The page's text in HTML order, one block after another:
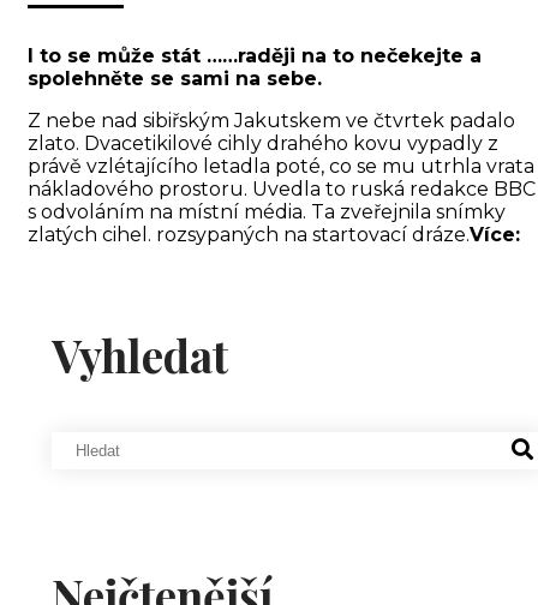
I to se může stát ……raději na to nečekejte a
spolehněte se sami na sebe.
Z nebe nad sibiřským Jakutskem ve čtvrtek padalo
zlato. Dvacetikilové cihly drahého kovu vypadly z
právě vzlétajícího letadla poté, co se mu utrhla vrata
nákladového prostoru. Uvedla to ruská redakce BBC
s odvoláním na místní média. Ta zveřejnila snímky
zlatých cihel. rozsypaných na startovací dráze.Více:
Vyhledat